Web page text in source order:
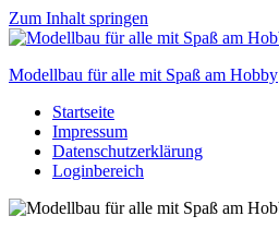
Zum Inhalt springen
Modellbau für alle mit Spaß am Hobby
Scale
modelling
to
Startseite
Impressum
Datenschutzerklärung
Loginbereich